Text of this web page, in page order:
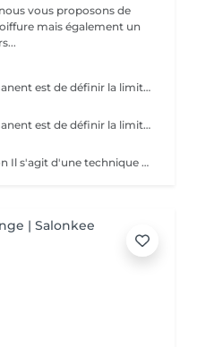
vous proposons de
mais également un
L'objectif de ce maquillage permanent est de définir la limite de la bouche en accentuant légèrement les pourtours. Il permet de redessiner plus nettement les lèvres et corriger une asymétrie. La tendance générale est au naturel, à l'utilisation de tons proches de la carnation afin de sublimer sans exagération. La première retouche est comprise
L'objectif de ce maquillage permanent est de définir la limite de la bouche en accentuant légèrement les pourtours. Il permet de redessiner plus nettement les lèvres et corriger une asymétrie. La tendance générale est au naturel, à l'utilisation de tons proches de la carnation afin de sublimer sans exagération. La première retouche est comprise
Sourcils poudrés + restructuration Il s'agit d'une technique de maquillage permanant visant a créer un effet d'ombrage derrière les sourcils sur la peau afin d'embellir le visage. Cette technique est la moins douloureuse et la plus naturelle. La 1ere retouche est comprise.